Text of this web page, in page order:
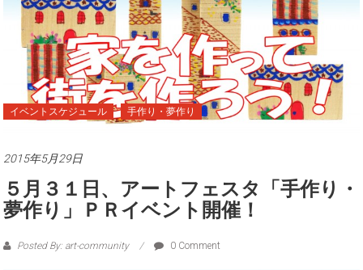
イベントスケジュール 手作り・夢作り
2015年5月29日
５月３１日、アートフェスタ「手作り・
夢作り」ＰＲイベント開催！
Posted By: art-community 0 Comment